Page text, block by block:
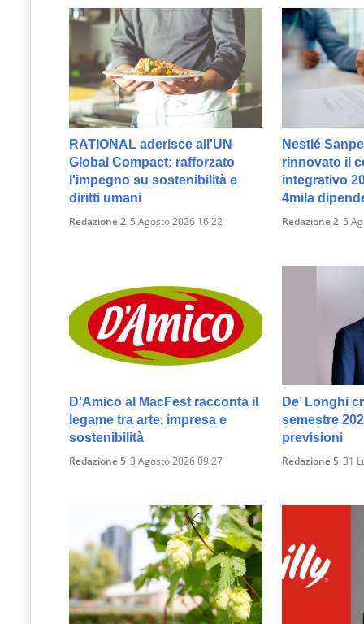
RATIONAL aderisce all'UN
Global Compact: rafforzato
l'impegno su sostenibilità e
diritti umani
Redazione 2 5 Agosto 2026 16:22
Nestlé
rinnovato il
integrativo
4mila
Redazione 2 5
D’Amico al MacFest racconta il
legame tra arte, impresa e
sostenibilità
Redazione 5 3 Agosto 2026 09:27
De’ Longhi
semestre
previsioni
Redazione 5 31